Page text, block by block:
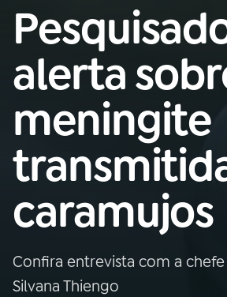
Buscar
na
Rádio
Nacional
AO VIVO
01INÍCIO
02A RÁDIO
03 PROGRAMAÇÃO
04PROGRAMAS
alerta
meningite
caramujos
Confira entrevista com a
Silvana Thiengo